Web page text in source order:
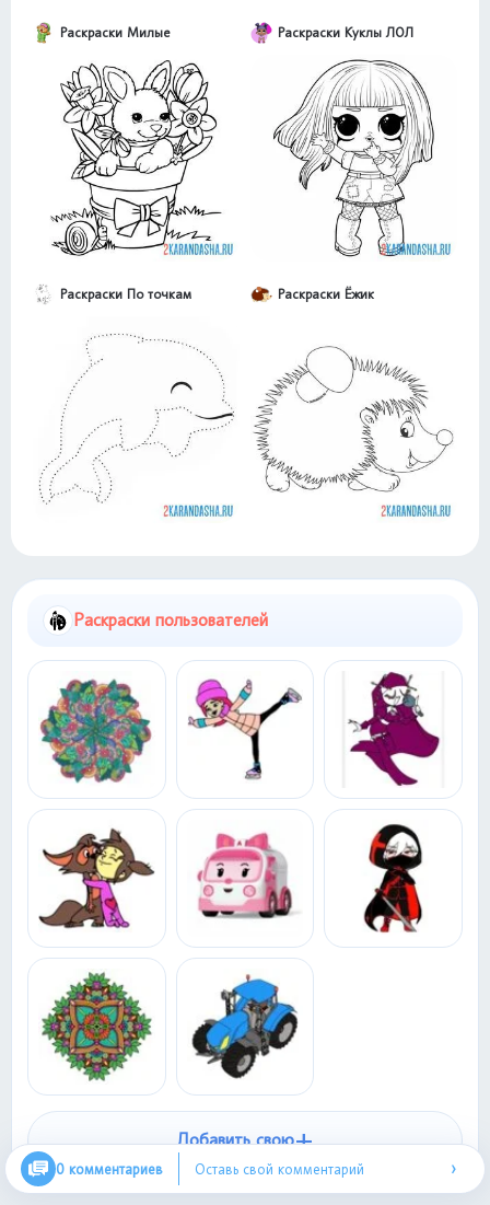
Раскраски Милые Раскраски Куклы ЛОЛ
Раскраски По точкам Раскраски Ёжик
Раскраски пользователей
Добавить свою+
0 комментариев Оставь свой комментарий ›